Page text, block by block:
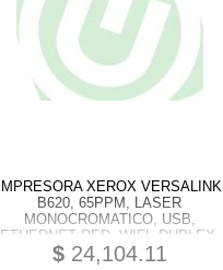
IMPRESORA XEROX VERSALINK
B620, 65PPM, LASER
MONOCROMATICO, USB,
ETHERNET RED, WIFI, DUPLEX,
PANTALLA TACTIL, CARTA, A4
$24,104.11